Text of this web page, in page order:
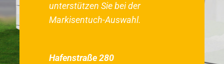
unterstützen Sie bei der
Markisentuch-Auswahl.
Hafenstraße 280